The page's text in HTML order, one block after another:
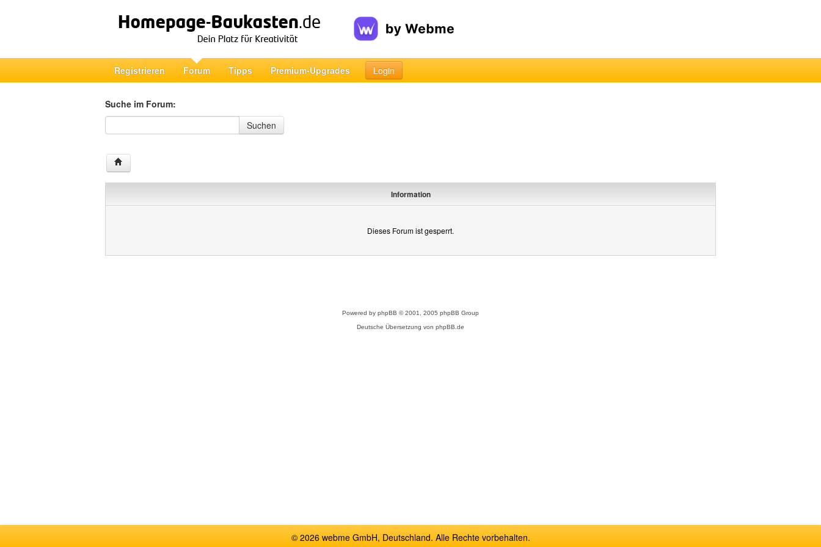
Registrieren Forum Tipps Premium-Upgrades Login
Suche im Forum:
Suche im Forum
Suchen
Information
Dieses Forum ist gesperrt.
Powered by phpBB © 2001, 2005 phpBB Group
Deutsche Übersetzung von phpBB.de
© 2026 webme GmbH, Deutschland. Alle Rechte vorbehalten.